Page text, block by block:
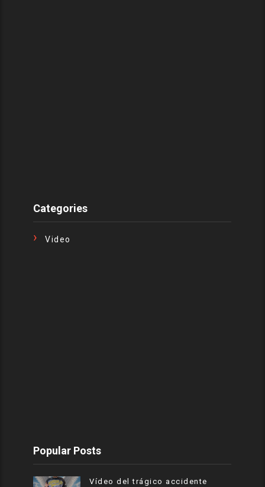
Categories
Video
Popular Posts
Vídeo del trágico accidente